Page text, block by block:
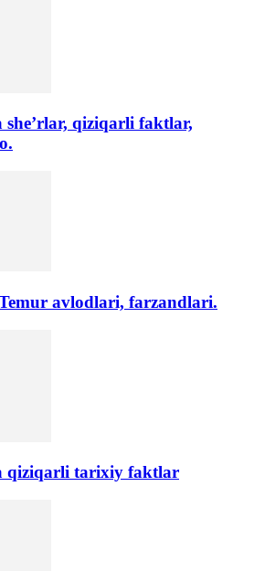
qiziqarli faktlar,
avlodlari, farzandlari.
qiziqarli tarixiy faktlar